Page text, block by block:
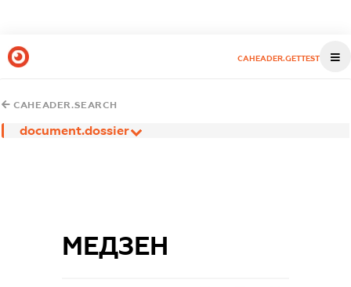
CAHEADER.GETTEST
CAHEADER.SEARCH
document.dossier
МЕДЗЕН